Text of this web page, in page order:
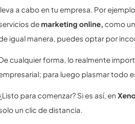
a cabo en tu empresa. Por
de marketing online, como
igual manera, puedes optar por
cualquier forma, lo realmente
para luego plasmar todo
para comenzar? Si es así, en
un clic de distancia.